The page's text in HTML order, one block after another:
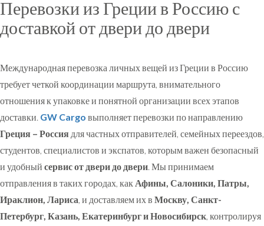
Skip
content
Перевозки из Греции в Россию с
доставкой от двери до двери
Международная перевозка личных вещей из Греции в Россию
требует четкой координации маршрута, внимательного
отношения к упаковке и понятной организации всех этапов
доставки. GW Cargo выполняет перевозки по направлению
Греция – Россия для частных отправителей, семейных переездов,
студентов, специалистов и экспатов, которым важен безопасный
и удобный сервис от двери до двери. Мы принимаем
отправления в таких городах, как Афины, Салоники, Патры,
Ираклион, Лариса, и доставляем их в Москву, Санкт-
Петербург, Казань, Екатеринбург и Новосибирск, контролируя